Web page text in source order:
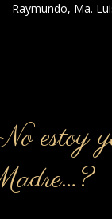
Raymundo, Ma.
estoy